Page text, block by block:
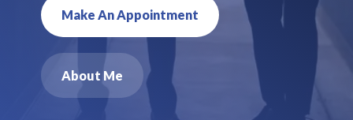
Make An Appointment
About Me